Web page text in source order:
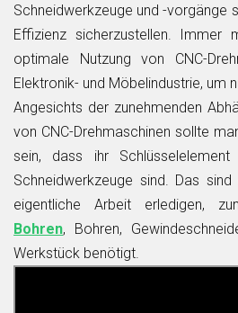
Schneidwerkzeuge und -vorgänge
Effizienz sicherzustellen. Immer
optimale Nutzung von CNC-
Elektronik- und Möbelindustrie, um
Angesichts der zunehmenden
von CNC-Drehmaschinen sollte
sein, dass ihr
Schneidwerkzeuge sind. Das
eigentliche Arbeit erledigen,
Bohren, Bohren,
Werkstück benötigt.